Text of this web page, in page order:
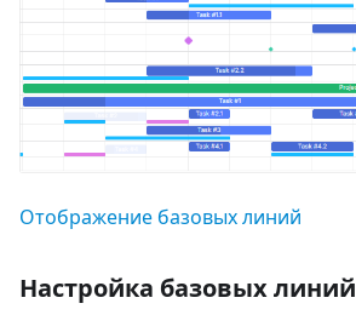
Отображение базовых линий
Настройка базовых линий